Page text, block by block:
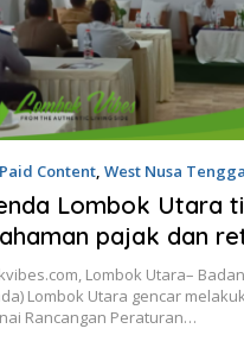
Paid Content, West Nusa
Lombok Utara
pajak dan
Raperda
Lombok Utara–
Lombok Utara gencar
Rancangan Peraturan…